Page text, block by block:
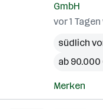
GmbH
vor 1
südlich
ab
Merken